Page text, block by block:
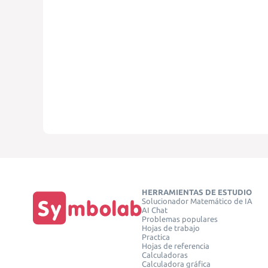
HERRAMIENTAS DE ESTUDIO
Solucionador Matemático de IA
AI Chat
Problemas populares
Hojas de trabajo
Practica
Hojas de referencia
Calculadoras
Calculadora gráfica